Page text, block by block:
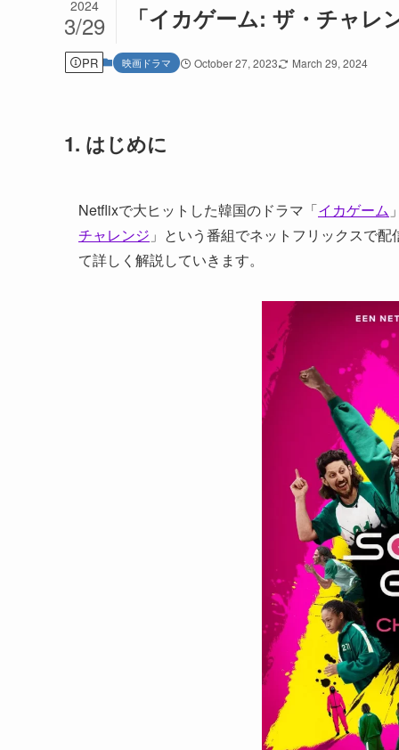
「イカゲーム: ザ・チャ
2024
3/29
PR 映画ドラマ October 27, 2023 March 29, 2024
1. はじめに
Netflixで大ヒットした韓国のドラマ「イカゲーム
チャレンジ 」という番組でネットフリックスで
て詳しく解説していきます。